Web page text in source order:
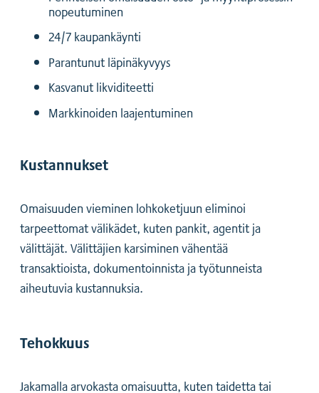
nopeutuminen
24/7 kaupankäynti
Parantunut läpinäkyvyys
Kasvanut likviditeetti
Markkinoiden laajentuminen
Kustannukset
Omaisuuden vieminen lohkoketjuun eliminoi
tarpeettomat välikädet, kuten pankit, agentit ja
välittäjät. Välittäjien karsiminen vähentää
transaktioista, dokumentoinnista ja työtunneista
aiheutuvia kustannuksia.
Tehokkuus
Jakamalla arvokasta omaisuutta, kuten taidetta tai